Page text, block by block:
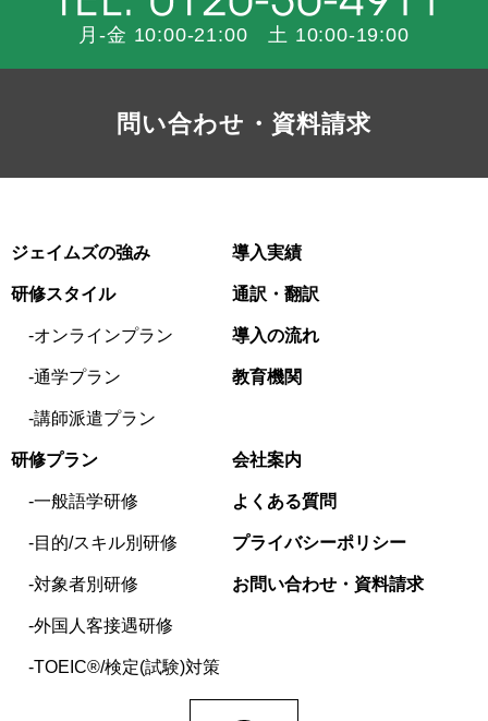
月-金 10:00-21:00 土 10:00-19:00
問い合わせ・資料請求
ジェイムズの強み
研修スタイル
オンラインプラン
通学プラン
講師派遣プラン
導入実績
通訳・翻訳
導入の流れ
教育機関
研修プラン
一般語学研修
目的/スキル別研修
対象者別研修
外国人客接遇研修
TOEIC®/検定(試験)対策
会社案内
よくある質問
プライバシーポリシー
お問い合わせ・資料請求